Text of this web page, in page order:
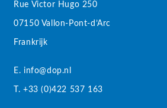
Rue Victor Hugo 250
07150 Vallon-Pont-d’Arc
Frankrijk
E. info@dop.nl
T. +33 (0)422 537 163